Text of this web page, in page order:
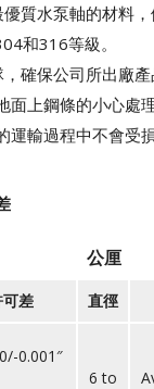
質水泵軸的材料，
和316等級。
確保公司所出廠
面上鋼條的小心處
輸過程中不會受損
公厘
差 直徑
0.001″
6 to